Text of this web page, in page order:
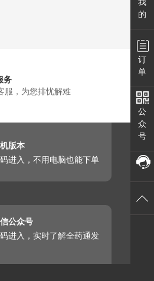
的
订
单
公
众
号
务
服，为您排忧解难
版本
进入，不用电脑也能下单
公众号
进入，实时了解全药通发